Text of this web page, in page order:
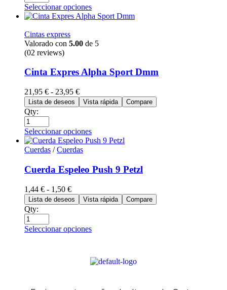
Seleccionar opciones
Cintas express
Valorado con 5.00 de 5
(02 reviews)
Cinta Expres Alpha Sport Dmm
21,95 € - 23,95 €
Lista de deseos Vista rápida Compare
Qty:
Seleccionar opciones
Cuerdas /Cuerdas
Cuerda Espeleo Push 9 Petzl
1,44 € - 1,50 €
Lista de deseos Vista rápida Compare
Qty:
Seleccionar opciones